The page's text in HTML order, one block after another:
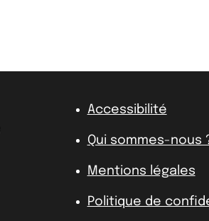
Accessibilité
Qui sommes-nous
Mentions légales
Politique de